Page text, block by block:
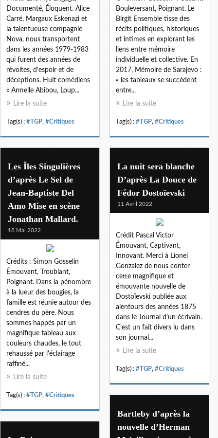
Bouleversant, Poignant. Le
Birgit Ensemble tisse des
récits politiques, historiques
et intimes en explorant les
liens entre mémoire
individuelle et collective. En
2017, Mémoire de Sarajevo :
« les tableaux se succèdent
entre...
Lire la suite
Tag(s) : #TGP, #Critiques
Documenté, Éloquent. Alice
Carré, Margaux Eskenazi et
la talentueuse compagnie
Nova, nous transportent
dans les années 1979-1983
qui furent des années de
révoltes, d’espoir et de
déceptions. Huit comédiens
« Armelle Abibou, Loup...
Lire la suite
Tag(s) : #TGP, #Critiques
Les Îles Singulières
d’après Le Sel de
Jean-Baptiste Del
Amo Mise en scène
Jonathan Mallard.
18 Mai 2022
Crédits : Simon Gosselin
Émouvant, Troublant,
Poignant. Dans la pénombre
à la lueur des bougies, la
famille est réunie autour des
cendres du père. Nous
sommes happés par un
magnifique tableau aux
couleurs chaudes, le tout
rehaussé par l'éclairage
raffiné...
Lire la suite
Tag(s) : #TGP, #Critiques
La nuit sera blanche
D’après La Douce de
Fédor Dostoïevski
11 Avril 2022
Crédit Pascal Victor
Émouvant, Captivant,
Innovant. Merci à Lionel
Gonzalez de nous conter
cette magnifique et
émouvante nouvelle de
Dostoïevski publiée aux
alentours des années 1875
dans le Journal d’un écrivain.
C’est un fait divers lu dans
son journal...
Lire la suite
Tag(s) : #TGP, #Critiques
Bartleby d’après la
nouvelle d’Herman